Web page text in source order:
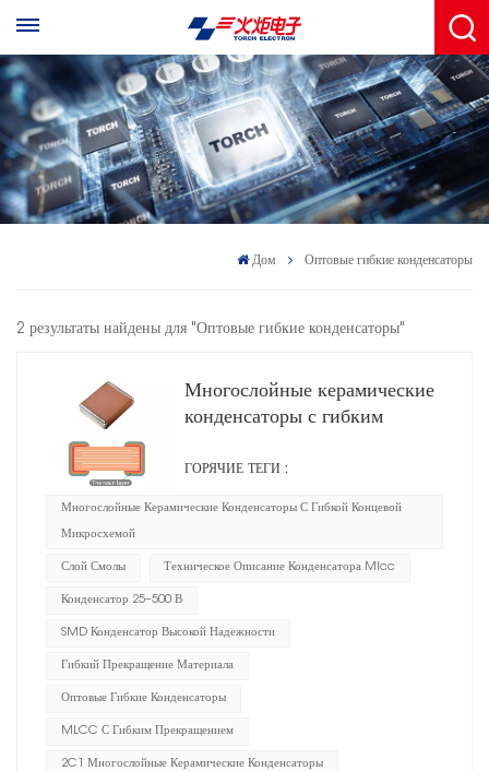
Дом Оптовые гибкие конденсаторы
2 результаты найдены для "Оптовые гибкие конденсаторы"
Многослойные керамические
конденсаторы с гибким
ГОРЯЧИЕ ТЕГИ :
Многослойные Керамические Конденсаторы С Гибкой Концевой
Микросхемой
Слой Смолы Техническое Описание Конденсатора Mlcc
Конденсатор 25–500 В
SMD Конденсатор Высокой Надежности
Гибкий Прекращение Материала
Оптовые Гибкие Конденсаторы
MLCC С Гибким Прекращением
2C1 Многослойные Керамические Конденсаторы